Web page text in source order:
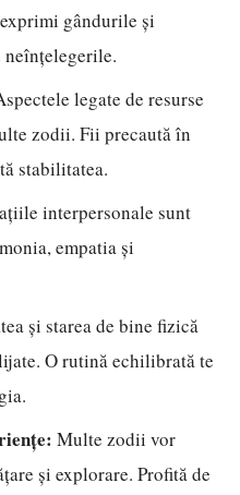
gândurile și
neînțelegerile.
legate de resurse
zodii. Fii precaută în
stabilitatea.
interpersonale sunt
empatia și
și starea de bine fizică
O rutină echilibrată te
Multe zodii vor
și explorare. Profită de